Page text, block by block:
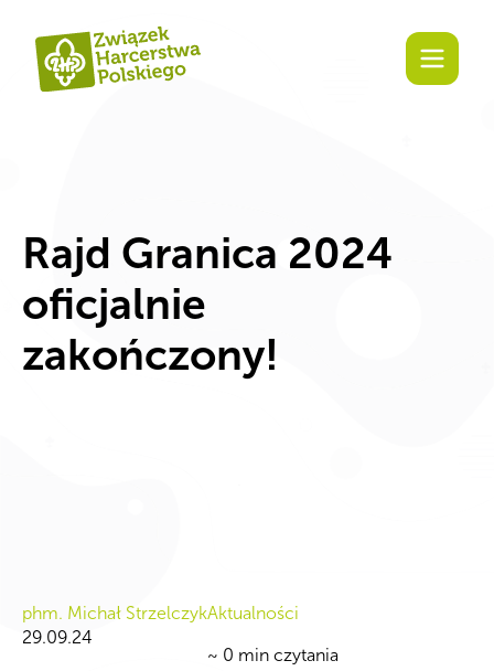
Rajd Granica 2024
oficjalnie
zakończony!
phm. Michał Strzelczyk
29.09.24
Aktualności
~ 0 min czytania